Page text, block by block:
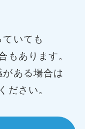
いても
もあります。
ある場合は
ださい。